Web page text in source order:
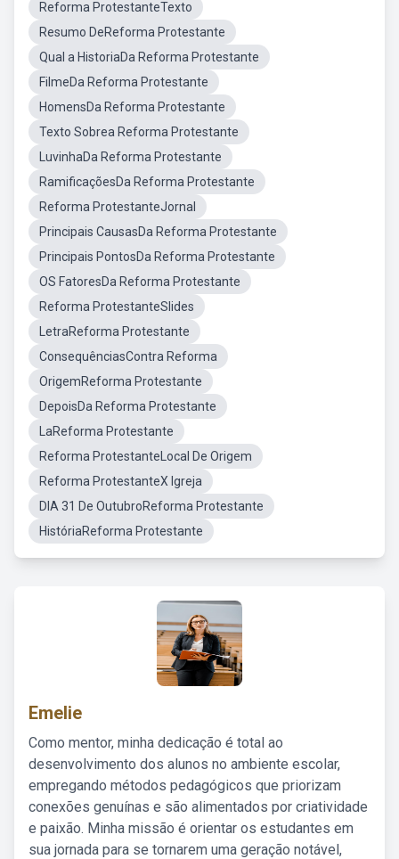
Reforma ProtestanteTexto
Resumo DeReforma Protestante
Qual a HistoriaDa Reforma Protestante
FilmeDa Reforma Protestante
HomensDa Reforma Protestante
Texto Sobrea Reforma Protestante
LuvinhaDa Reforma Protestante
RamificaçõesDa Reforma Protestante
Reforma ProtestanteJornal
Principais CausasDa Reforma Protestante
Principais PontosDa Reforma Protestante
OS FatoresDa Reforma Protestante
Reforma ProtestanteSlides
LetraReforma Protestante
ConsequênciasContra Reforma
OrigemReforma Protestante
DepoisDa Reforma Protestante
LaReforma Protestante
Reforma ProtestanteLocal De Origem
Reforma ProtestanteX Igreja
DIA 31 De OutubroReforma Protestante
HistóriaReforma Protestante
Emelie
Como mentor, minha dedicação é total ao
desenvolvimento dos alunos no ambiente escolar,
empregando métodos pedagógicos que priorizam
conexões genuínas e são alimentados por criatividade
e paixão. Minha missão é orientar os estudantes em
sua jornada para se tornarem uma geração notável,